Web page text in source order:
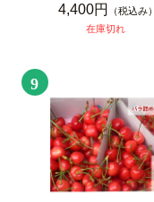
4,400円
（税込み）
在庫切れ
9